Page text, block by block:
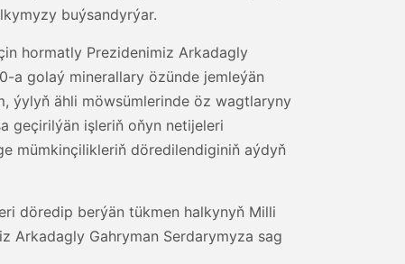
buýsandyrýar.
hormatly Prezidenimiz Arkadagly
a golaý minerallary özünde jemleýän
ýylyň ähli möwsümlerinde öz wagtlaryny
geçirilýän işleriň oňyn netijeleri
mümkinçilikleriň döredilendiginiň aýdyň
döredip berýän tükmen halkynyň Milli
Arkadagly Gahryman Serdarymyza sag